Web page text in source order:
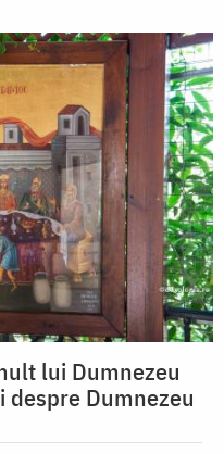
lui Dumnezeu
Dumnezeu